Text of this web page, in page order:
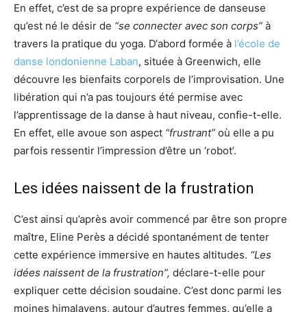
En effet, c’est de sa propre expérience de danseuse
qu’est né le désir de “se connecter avec son corps” à
travers la pratique du yoga. D‘abord formée à l’école de
danse londonienne Laban, située à Greenwich, elle
découvre les bienfaits corporels de l’improvisation. Une
libération qui n’a pas toujours été permise avec
l’apprentissage de la danse à haut niveau, confie-t-elle.
En effet, elle avoue son aspect “frustrant” où elle a pu
parfois ressentir l’impression d’être un ‘robot’.
Les idées naissent de la frustration
C’est ainsi qu’après avoir commencé par être son propre
maître, Eline Perès a décidé spontanément de tenter
cette expérience immersive en hautes altitudes. “Les
idées naissent de la frustration”, déclare-t-elle pour
expliquer cette décision soudaine. C’est donc parmi les
moines himalayens, autour d’autres femmes, qu’elle a